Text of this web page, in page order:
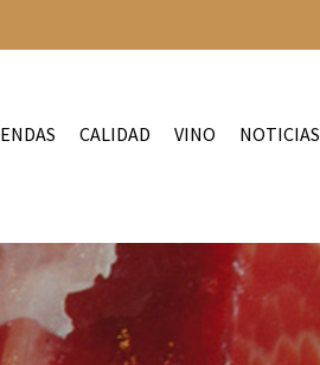
CALIDAD VINO NOTICIAS